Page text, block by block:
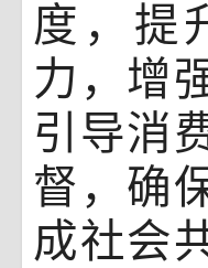
度，提
力，增
引导消
督，确
成社会